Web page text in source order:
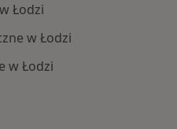
Łodzi
w Łodzi
w Łodzi